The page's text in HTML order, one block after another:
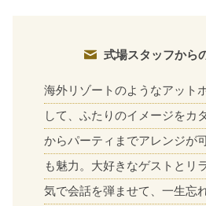
式場スタッフから
海外リゾートのようなアット
して、ふたりのイメージをカ
からパーティまでアレンジが
も魅力。大好きなゲストとリ
気で会話を弾ませて、一生忘